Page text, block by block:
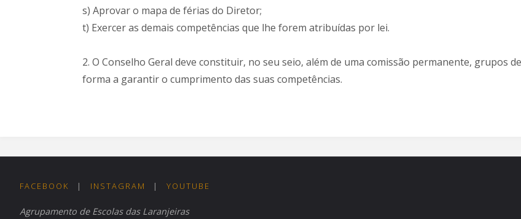
s) Aprovar o mapa de férias do Diretor;
t) Exercer as demais competências que lhe forem atribuídas por lei.
2. O Conselho Geral deve constituir, no seu seio, além de uma comissão permanente, grupos
forma a garantir o cumprimento das suas competências.
FACEBOOK | INSTAGRAM | YOUTUBE
Agrupamento de Escolas das Laranjeiras